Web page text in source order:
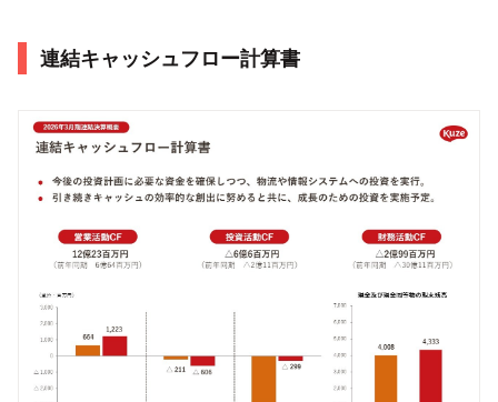
連結キャッシュフロー計算書